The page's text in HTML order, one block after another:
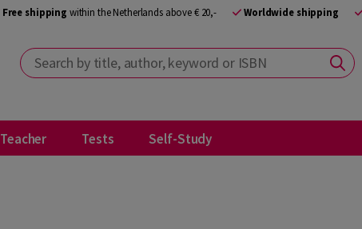
Free shipping within the Netherlands above € 20,- Worldwide shipping
Search by title, author, keyword or ISBN
Teacher Tests Self-Study